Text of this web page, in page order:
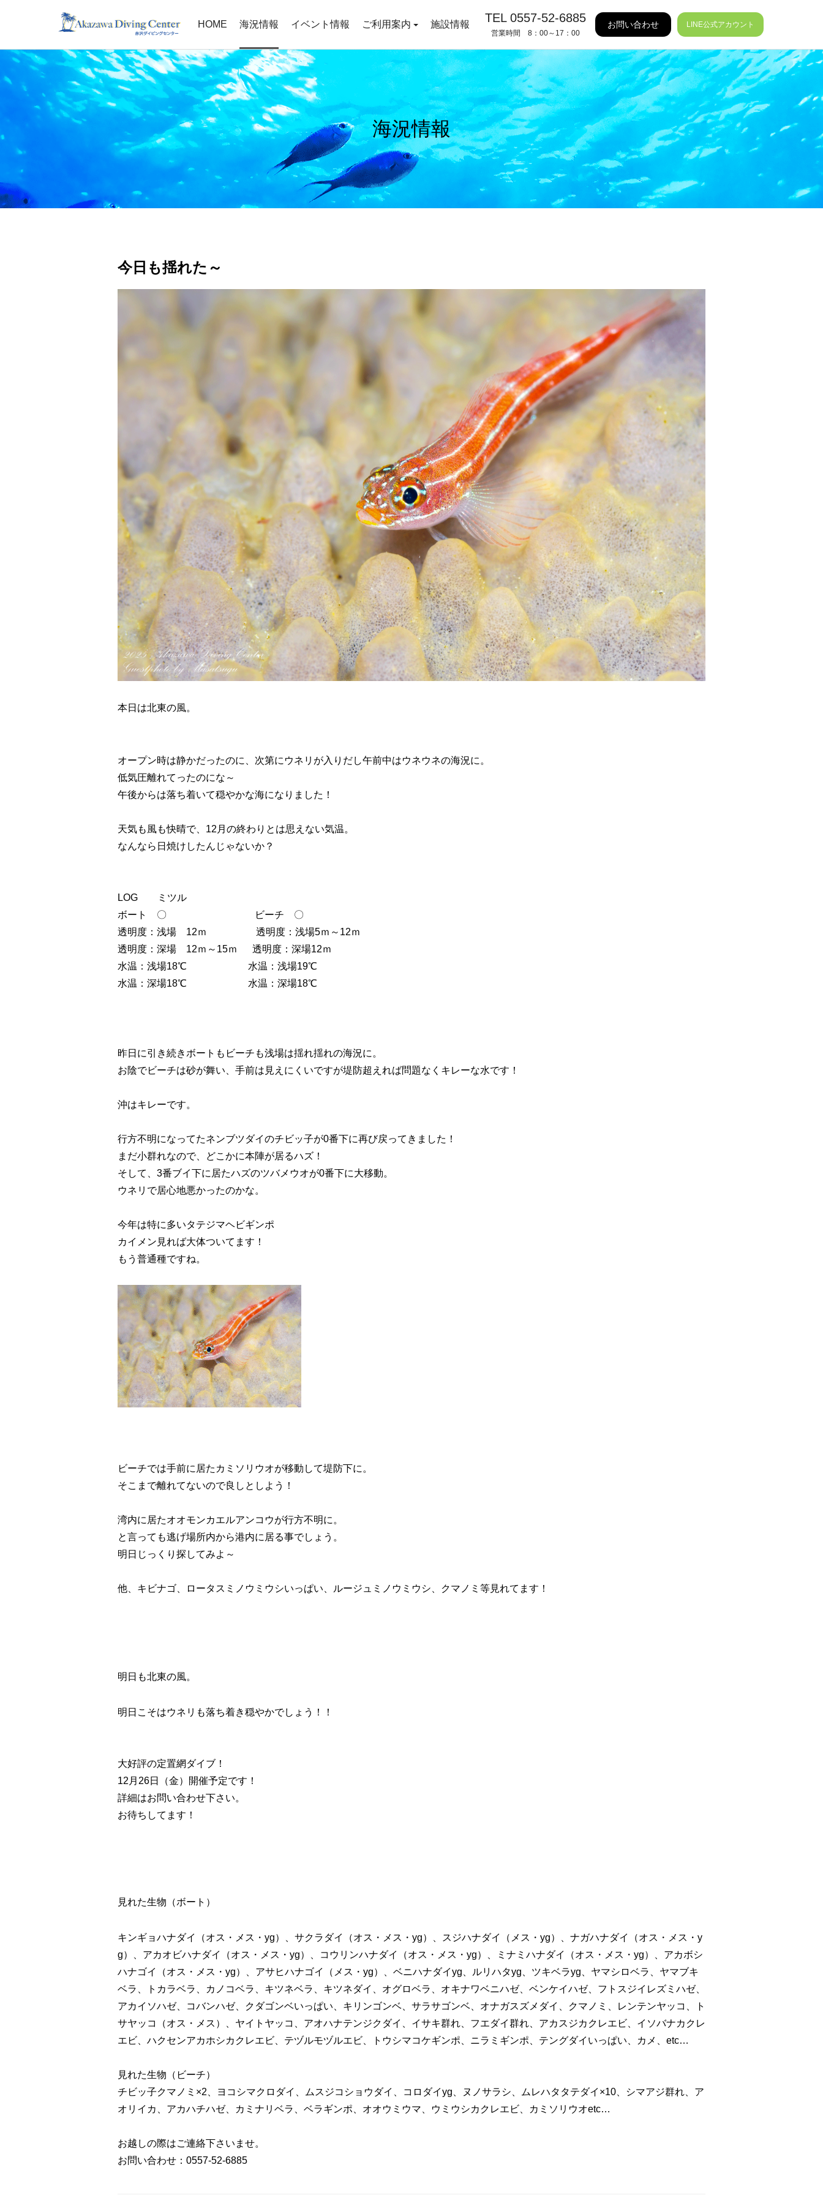
HOME 海況情報 イベント情報 ご利用案内 施設情報 TEL 0557-52-6885
営業時間 8：00～17：00
お問い合わせ LINE公式アカウント
海況情報
今日も揺れた～
本日は北東の風。
オープン時は静かだったのに、次第にウネリが入りだし午前中はウネウネの海況に。
低気圧離れてったのにな～
午後からは落ち着いて穏やかな海になりました！
天気も風も快晴で、12月の終わりとは思えない気温。
なんなら日焼けしたんじゃないか？
LOG ミツル
ボート 〇 ビーチ 〇
透明度：浅場 12ｍ 透明度：浅場5ｍ～12ｍ
透明度：深場 12ｍ～15ｍ 透明度：深場12ｍ
水温：浅場18℃ 水温：浅場19℃
水温：深場18℃ 水温：深場18℃
昨日に引き続きボートもビーチも浅場は揺れ揺れの海況に。
お陰でビーチは砂が舞い、手前は見えにくいですが堤防超えれば問題なくキレーな水です！
沖はキレーです。
行方不明になってたネンブツダイのチビッ子が0番下に再び戻ってきました！
まだ小群れなので、どこかに本陣が居るハズ！
そして、3番ブイ下に居たハズのツバメウオが0番下に大移動。
ウネリで居心地悪かったのかな。
今年は特に多いタテジマヘビギンポ
カイメン見れば大体ついてます！
もう普通種ですね。
ビーチでは手前に居たカミソリウオが移動して堤防下に。
そこまで離れてないので良しとしよう！
湾内に居たオオモンカエルアンコウが行方不明に。
と言っても逃げ場所内から港内に居る事でしょう。
明日じっくり探してみよ～
他、キビナゴ、ロータスミノウミウシいっぱい、ルージュミノウミウシ、クマノミ等見れてます！
明日も北東の風。
明日こそはウネリも落ち着き穏やかでしょう！！
大好評の定置網ダイブ！
12月26日（金）開催予定です！
詳細はお問い合わせ下さい。
お待ちしてます！
見れた生物（ボート）
キンギョハナダイ（オス・メス・yg）、サクラダイ（オス・メス・yg）、スジハナダイ（メス・yg）、ナガハナダイ（オス・メス・y
g）、アカオビハナダイ（オス・メス・yg）、コウリンハナダイ（オス・メス・yg）、ミナミハナダイ（オス・メス・yg）、アカボシ
ハナゴイ（オス・メス・yg）、アサヒハナゴイ（メス・yg）、ベニハナダイyg、ルリハタyg、ツキベラyg、ヤマシロベラ、ヤマブキ
ベラ、トカラベラ、カノコベラ、キツネベラ、キツネダイ、オグロベラ、オキナワベニハゼ、ベンケイハゼ、フトスジイレズミハゼ、
アカイソハゼ、コバンハゼ、クダゴンベいっぱい、キリンゴンベ、サラサゴンベ、オナガスズメダイ、クマノミ、レンテンヤッコ、ト
サヤッコ（オス・メス）、ヤイトヤッコ、アオハナテンジクダイ、イサキ群れ、フエダイ群れ、アカスジカクレエビ、イソバナカクレ
エビ、ハクセンアカホシカクレエビ、テヅルモヅルエビ、トウシマコケギンポ、ニラミギンポ、テングダイいっぱい、カメ、etc…
見れた生物（ビーチ）
チビッ子クマノミ×2、ヨコシマクロダイ、ムスジコショウダイ、コロダイyg、ヌノサラシ、ムレハタタテダイ×10、シマアジ群れ、ア
オリイカ、アカハチハゼ、カミナリベラ、ベラギンポ、オオウミウマ、ウミウシカクレエビ、カミソリウオetc…
お越しの際はご連絡下さいませ。
お問い合わせ：0557-52-6885